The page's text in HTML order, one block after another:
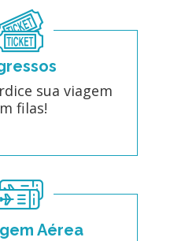
sua viagem
filas!
Aérea